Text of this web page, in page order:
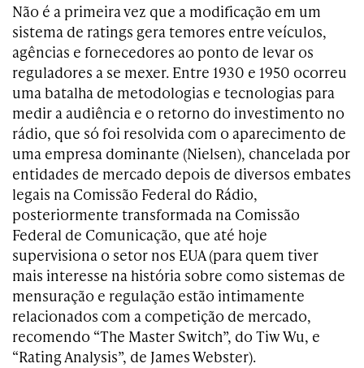
Não é a primeira vez que a modificação em um
sistema de ratings gera temores entre veículos,
agências e fornecedores ao ponto de levar os
reguladores a se mexer. Entre 1930 e 1950 ocorreu
uma batalha de metodologias e tecnologias para
medir a audiência e o retorno do investimento no
rádio, que só foi resolvida com o aparecimento de
uma empresa dominante (Nielsen), chancelada por
entidades de mercado depois de diversos embates
legais na Comissão Federal do Rádio,
posteriormente transformada na Comissão
Federal de Comunicação, que até hoje
supervisiona o setor nos EUA (para quem tiver
mais interesse na história sobre como sistemas de
mensuração e regulação estão intimamente
relacionados com a competição de mercado,
recomendo “The Master Switch”, do Tiw Wu, e
“Rating Analysis”, de James Webster).